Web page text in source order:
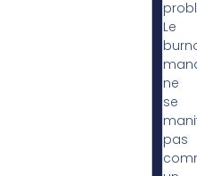
Le
ne
se
pas